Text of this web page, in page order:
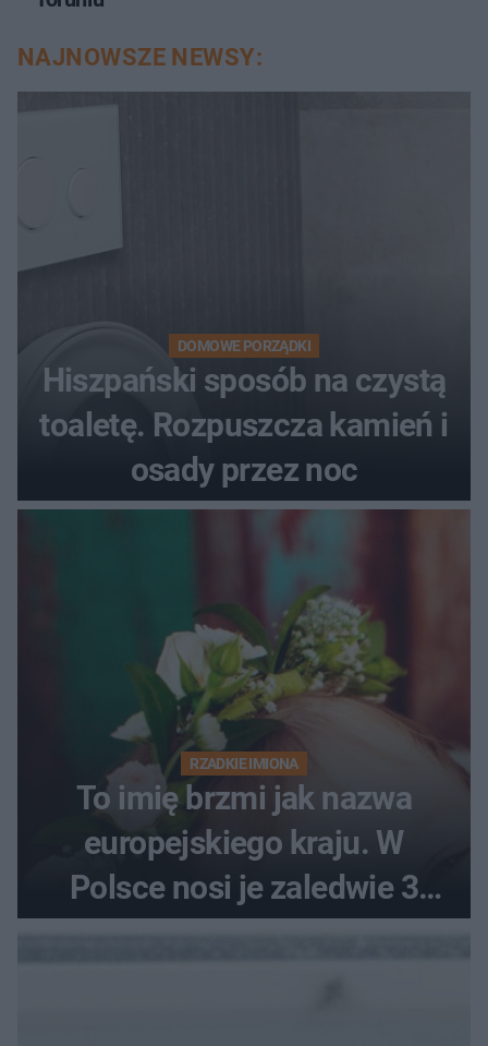
NAJNOWSZE NEWSY:
DOMOWE PORZĄDKI
Hiszpański sposób na czystą
toaletę. Rozpuszcza kamień i
osady przez noc
RZADKIE IMIONA
To imię brzmi jak nazwa
europejskiego kraju. W
Polsce nosi je zaledwie 3
kobiety